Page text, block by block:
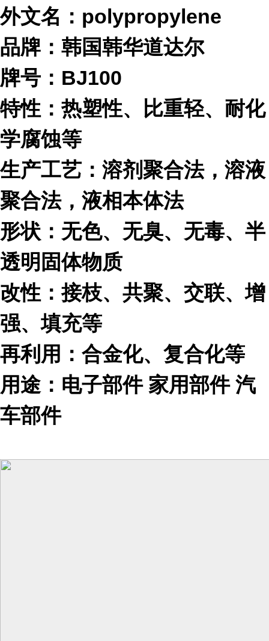
外文名：polypropylene
品牌： 韩国韩华道达尔
牌号： BJ100
特性：热塑性、比重轻、耐化
学腐蚀等
生产工艺：溶剂聚合法，溶液
聚合法，液相本体法
形状：无色、无臭、无毒、半
透明固体物质
改性：接枝、共聚、交联、增
强、填充等
再利用：合金化、复合化等
用途：电子部件 家用部件 汽
车部件